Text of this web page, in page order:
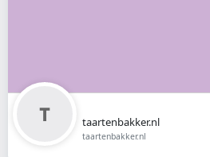
taartenbakker.nl
taartenbakker.nl